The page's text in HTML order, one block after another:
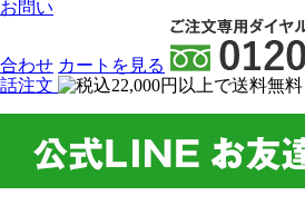
お問い
合わせ カート を見る
話注文